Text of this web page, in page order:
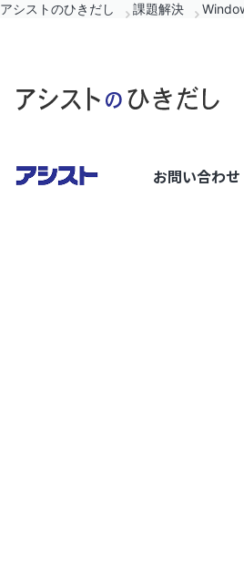
アシストのひきだし 課題解決
お問い合わせ